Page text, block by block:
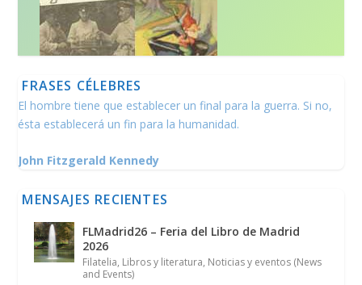
FRASES CÉLEBRES
El hombre tiene que establecer un final para la guerra. Si no,
ésta establecerá un fin para la humanidad.
John Fitzgerald Kennedy
MENSAJES RECIENTES
FLMadrid26 – Feria del Libro de Madrid
2026
Filatelia, Libros y literatura, Noticias y eventos (News
and Events)